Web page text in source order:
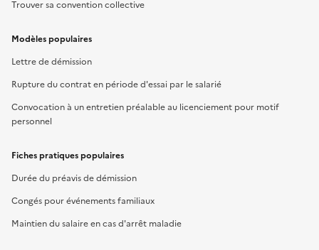
Trouver sa convention collective
Modèles populaires
Lettre de démission
Rupture du contrat en période d'essai par le salarié
Convocation à un entretien préalable au licenciement pour motif
personnel
Fiches pratiques populaires
Durée du préavis de démission
Congés pour événements familiaux
Maintien du salaire en cas d'arrêt maladie